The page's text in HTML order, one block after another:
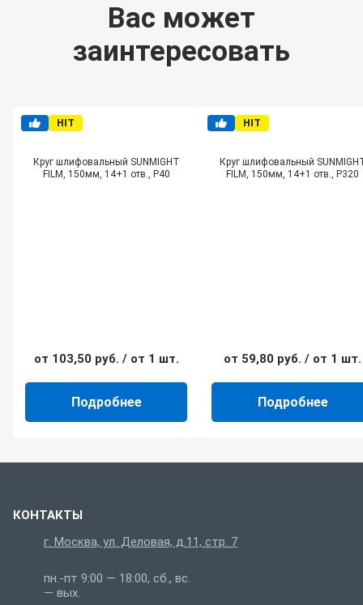
Вас может
заинтересовать
HIT
Круг шлифовальный SUNMIGHT
FILM, 150мм, 14+1 отв., Р40
от 103,50 руб. / от 1 шт.
Подробнее
HIT
Круг шлифовальный
FILM, 150мм, 14+1 отв., Р320
от 59,80 руб. / от 1 шт.
Подробнее
КОНТАКТЫ
г. Москва, ул. Деловая, д.11, стр. 7
пн.-пт 9:00 — 18:00, сб., вс.
— вых.